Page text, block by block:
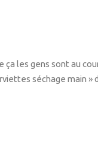
ça les gens sont au
séchage main »